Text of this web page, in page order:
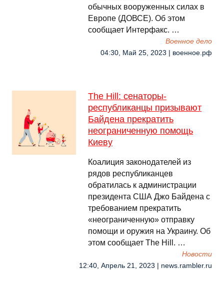
обычных вооруженных силах в
Европе (ДОВСЕ). Об этом
сообщает Интерфакс. …
Военное дело
04:30, Май 25, 2023 | военное.рф
The Hill: сенаторы-
республиканцы призывают
Байдена прекратить
неограниченную помощь
Киеву
Коалиция законодателей из
рядов республиканцев
обратилась к администрации
президента США Джо Байдена с
требованием прекратить
«неограниченную» отправку
помощи и оружия на Украину. Об
этом сообщает The Hill. …
Новости
12:40, Апрель 21, 2023 | news.rambler.ru